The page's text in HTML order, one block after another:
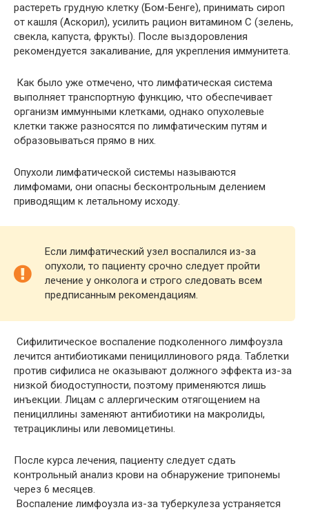
растереть грудную клетку (Бом-Бенге), принимать сироп
от кашля (Аскорил), усилить рацион витамином С (зелень,
свекла, капуста, фрукты). После выздоровления
рекомендуется закаливание, для укрепления иммунитета.
Как было уже отмечено, что лимфатическая система
выполняет транспортную функцию, что обеспечивает
организм иммунными клетками, однако опухолевые
клетки также разносятся по лимфатическим путям и
образовываться прямо в них.
Опухоли лимфатической системы называются
лимфомами, они опасны бесконтрольным делением
приводящим к летальному исходу.
Если лимфатический узел воспалился из-за
опухоли, то пациенту срочно следует пройти
лечение у онколога и строго следовать всем
предписанным рекомендациям.
Сифилитическое воспаление подколенного лимфоузла
лечится антибиотиками пенициллинового ряда. Таблетки
против сифилиса не оказывают должного эффекта из-за
низкой биодоступности, поэтому применяются лишь
инъекции. Лицам с аллергическим отягощением на
пенициллины заменяют антибиотики на макролиды,
тетрациклины или левомицетины.
После курса лечения, пациенту следует сдать
контрольный анализ крови на обнаружение трипонемы
через 6 месяцев.
Воспаление лимфоузла из-за туберкулеза устраняется